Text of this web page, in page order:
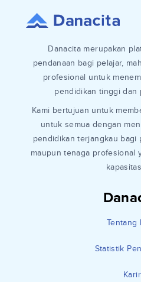
Tentang
Statistik
Karir
Danacita merupakan
pendanaan bagi pelajar,
profesional untuk
pendidikan tinggi dan
Kami bertujuan untuk
untuk semua dengan
pendidikan terjangkau bagi
maupun tenaga profesional